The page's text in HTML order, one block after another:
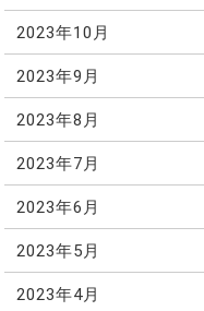
2023年10月
2023年9月
2023年8月
2023年7月
2023年6月
2023年5月
2023年4月